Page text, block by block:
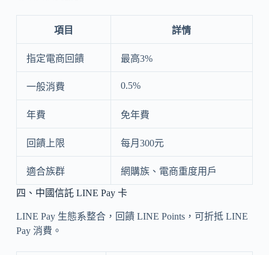
項目 詳情
指定電商回饋 最高3%
一般消費 0.5%
年費 免年費
回饋上限 每月300元
適合族群 網購族、電商重度用戶
四、中國信託 LINE Pay 卡
LINE Pay 生態系整合，回饋 LINE Points，可折抵 LINE
Pay 消費。